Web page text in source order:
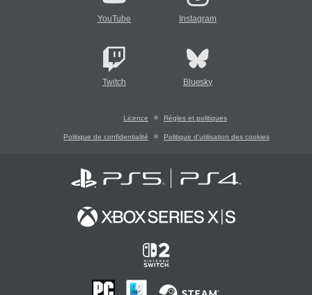
YouTube Instagram
Twitch Bluesky
Licence Règles et politiques
Politique de confidentialité Politique d'utilisation des cookies